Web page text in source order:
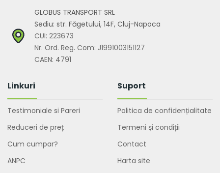
GLOBUS TRANSPORT SRL
Sediu: str. Făgetului, 14F, Cluj-Napoca
CUI: 223673
Nr. Ord. Reg. Com: J1991003151127
CAEN: 4791
Linkuri
Testimoniale si Pareri
Reduceri de preț
Cum cumpar?
ANPC
Suport
Politica de confidențialitate
Termeni și condiții
Contact
Harta site